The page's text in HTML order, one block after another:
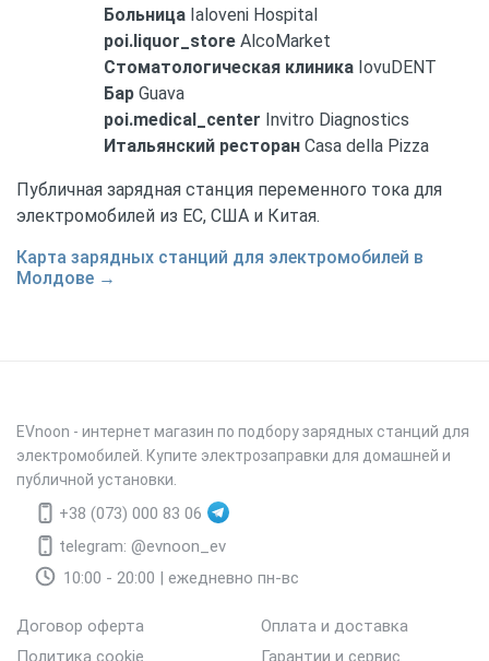
Больница Ialoveni Hospital
poi.liquor_store AlcoMarket
Стоматологическая клиника IovuDENT
Бар Guava
poi.medical_center Invitro Diagnostics
Итальянский ресторан Casa della Pizza
Публичная зарядная станция переменного тока для
электромобилей из ЕС, США и Китая.
Карта зарядных станций для электромобилей в
Молдове →
EVnoon - интернет магазин по подбору зарядных станций для
электромобилей. Купите электрозаправки для домашней и
публичной установки.
+38 (073) 000 83 06
telegram: @evnoon_ev
10:00 - 20:00 | ежедневно пн-вс
Договор оферта
Оплата и доставка
Политика cookie
Гарантии и сервис